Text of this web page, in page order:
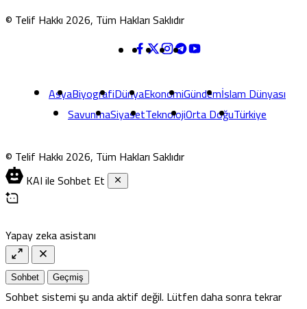
© Telif Hakkı 2026, Tüm Hakları Saklıdır
AsyaBiyografiDünyaEkonomiGündemİslam Dünyası
SavunmaSiyasetTeknolojiOrta DoğuTürkiye
© Telif Hakkı 2026, Tüm Hakları Saklıdır
KAI ile Sohbet Et
Yapay zeka asistanı
Sohbet Geçmiş
Sohbet sistemi şu anda aktif değil. Lütfen daha sonra tekrar